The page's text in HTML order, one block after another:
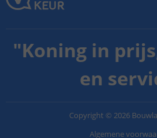
"Koning in
en
Copyright © 2026
Algemene